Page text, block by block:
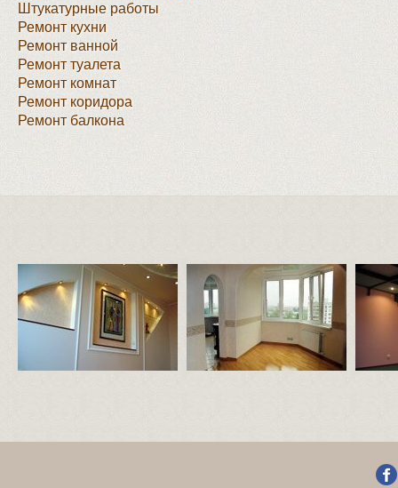
Штукатурные работы
Ремонт кухни
Ремонт ванной
Ремонт туалета
Ремонт комнат
Ремонт коридора
Ремонт балкона